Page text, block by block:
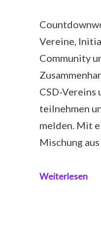
Vereine,
Community
CSD-
teilnehmen
melden. Mit
Mischung
Weiterlesen